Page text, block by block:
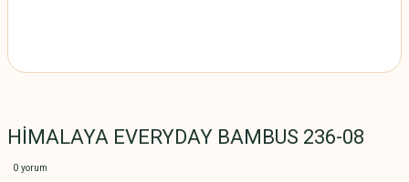
HİMALAYA EVERYDAY BAMBUS 236-08
0 yorum